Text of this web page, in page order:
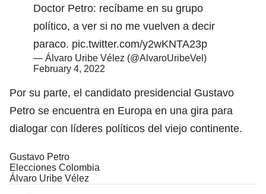
Doctor Petro: recíbame en su grupo
político, a ver si no me vuelven a decir
paraco. pic.twitter.com/y2wKNTA23p
— Álvaro Uribe Vélez (@AlvaroUribeVel)
February 4, 2022
Por su parte, el candidato presidencial Gustavo
Petro se encuentra en Europa en una gira para
dialogar con líderes políticos del viejo continente.
Gustavo Petro
Elecciones Colombia
Álvaro Uribe Vélez